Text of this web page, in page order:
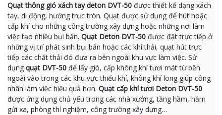
Quạt thông gió xách tay deton DVT-50 được thiết kế dạng xách
tay, di động, hướng trục tròn. Quạt được sử dụng để hút hoặc
cấp khí cho những công trường xây dựng hoặc những nơi làm
việc tạo nhiều bụi bẩn. Quạt Deton DVT-50 được đặt trực tiếp ở
những vị trí phát sinh bụi bẩn hoặc các khí thải, quạt hút trực
tiếp các chất thải đó đưa ra bên ngoài khu vực làm việc. Sử
dụng quạt DVT-50 để lấy gió, cấp không khí tươi mát từ bên
ngoài vào trong các khu vực thiếu khí, không khí long giúp công
nhân làm việc hiệu quả hơn. Quạt cấp khí tươi Deton DVT-50
được ứng dụng chủ yếu trong các nhà xưởng, tầng hầm, hầm
gửi xa, phòng thí nghiệm, công trường xây dựng…